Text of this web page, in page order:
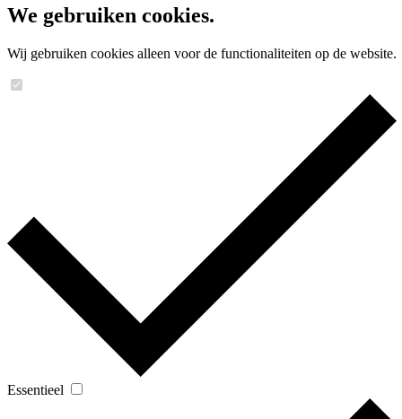
We gebruiken cookies.
Wij gebruiken cookies alleen voor de functionaliteiten op de website.
Essentieel